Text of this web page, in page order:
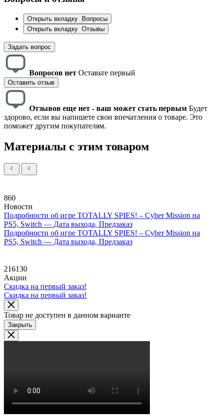
Открыть вкладку
Вопросы
Открыть вкладку Отзывы
Задать вопрос
Вопросов нет Оставьте первый
Оставить отзыв
Отзывов еще нет - ваш может стать первым Будет
здорово, если вы напишете свои впечатления о товаре. Это
поможет другим покупателям.
Материалы с этим товаром
860
Новости
Подробности об игре TOTALLY SPIES! – Cyber Mission на
PS5, Switch — Дата выхода, Предзаказ
Подробности об игре TOTALLY SPIES! – Cyber Mission на
PS5, Switch — Дата выхода, Предзаказ
216130
Акции
Скидка на первый заказ!
Скидка на первый заказ!
Товар не доступен в данном варианте
Закрыть